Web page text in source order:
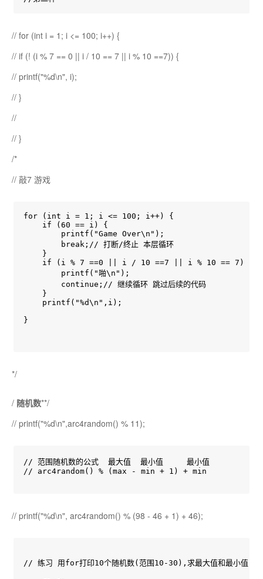
// for (int i = 1; i <= 100; i++) {
// if (! (i % 7 == 0 || i / 10 == 7 || i % 10 ==7)) {
// printf("%d\n", i);
// }
//
// }
/*
// 敲7 游戏
for (int i = 1; i <= 100; i++) {
    if (60 == i) {
        printf("Game Over\n");
        break;// 打断/终止 本层循环
    }
    if (i % 7 ==0 || i / 10 ==7 || i % 10 == 7) {
        printf("啪\n");
        continue;// 继续循环 跳过后续的代码
    }
    printf("%d\n",i);
}
*/
/ 随机数**/
// printf("%d\n",arc4random() % 11);
// 范围随机数的公式  最大值  最小值     最小值
// arc4random() % (max - min + 1) + min
// printf("%d\n", arc4random() % (98 - 46 + 1) + 46);
// 练习 用for打印10个随机数(范围10-30),求最大值和最小值